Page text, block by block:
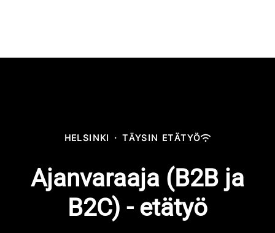
HELSINKI · TÄYSIN ETÄTYÖ
Ajanvaraaja (B2B ja
B2C) - etätyö